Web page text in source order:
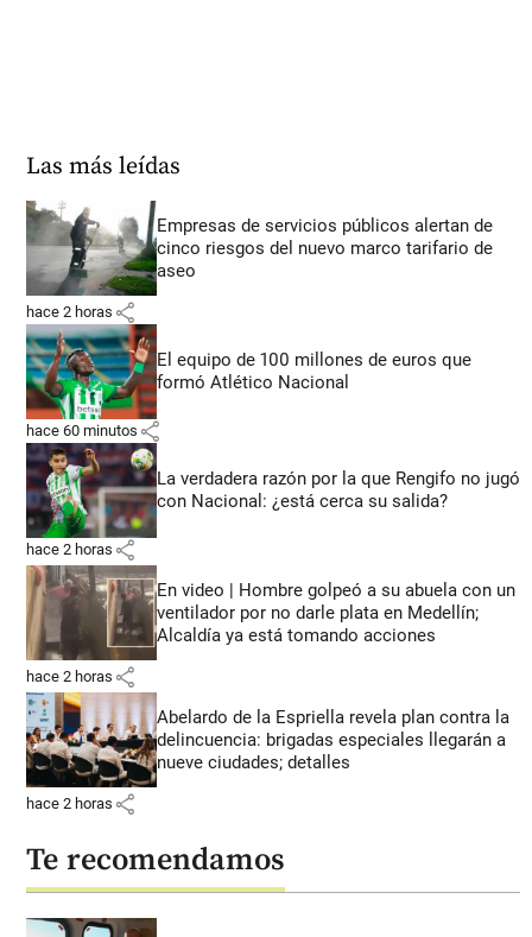
Las más leídas
Empresas de servicios públicos alertan de
cinco riesgos del nuevo marco tarifario de
aseo
hace 2 horas share
El equipo de 100 millones de euros que
formó Atlético Nacional
hace 60 minutos share
La verdadera razón por la que Rengifo no jugó
con Nacional: ¿está cerca su salida?
hace 2 horas share
En video | Hombre golpeó a su abuela con un
ventilador por no darle plata en Medellín;
Alcaldía ya está tomando acciones
hace 2 horas share
Abelardo de la Espriella revela plan contra la
delincuencia: brigadas especiales llegarán a
nueve ciudades; detalles
hace 2 horas share
Te recomendamos